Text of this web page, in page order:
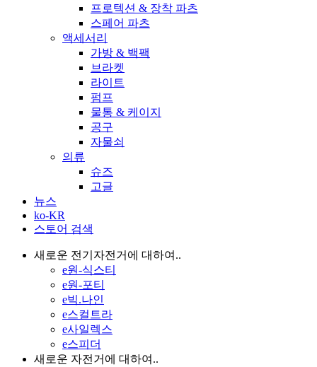
프로텍션 & 장착 파츠
스페어 파츠
액세서리
가방 & 백팩
브라켓
라이트
펌프
물통 & 케이지
공구
자물쇠
의류
슈즈
고글
뉴스
ko-KR
스토어 검색
새로운 전기자전거에 대하여..
e원-식스티
e원-포티
e빅.나인
e스컬트라
e사일렉스
e스피더
새로운 자전거에 대하여..